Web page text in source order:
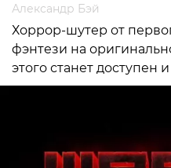
Александр Бэй
Хоррор-шутер от
фэнтези на
этого станет доступен